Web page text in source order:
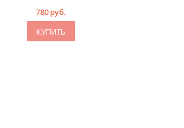
780 руб.
КУПИТЬ